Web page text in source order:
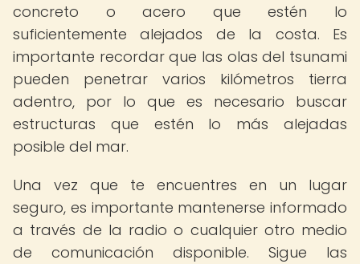
concreto o acero que estén lo
suficientemente alejados de la costa. Es
importante recordar que las olas del tsunami
pueden penetrar varios kilómetros tierra
adentro, por lo que es necesario buscar
estructuras que estén lo más alejadas
posible del mar.
Una vez que te encuentres en un lugar
seguro, es importante mantenerse informado
a través de la radio o cualquier otro medio
de comunicación disponible. Sigue las